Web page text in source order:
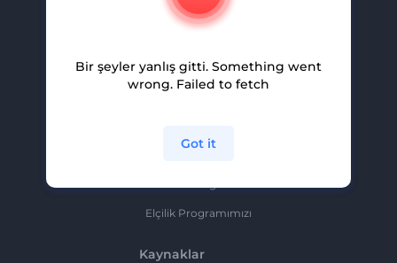
Kariyer
Ortaklık Programı
Elçilik Programımızı
Kaynaklar
Bir şeyler yanlış gitti. Something went
wrong. Failed to fetch
Got it